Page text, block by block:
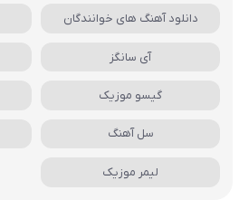
دانلود آهنگ های خوانندگان
آی سانگز
گیسو موزیک
سل آهنگ
لیمر موزیک